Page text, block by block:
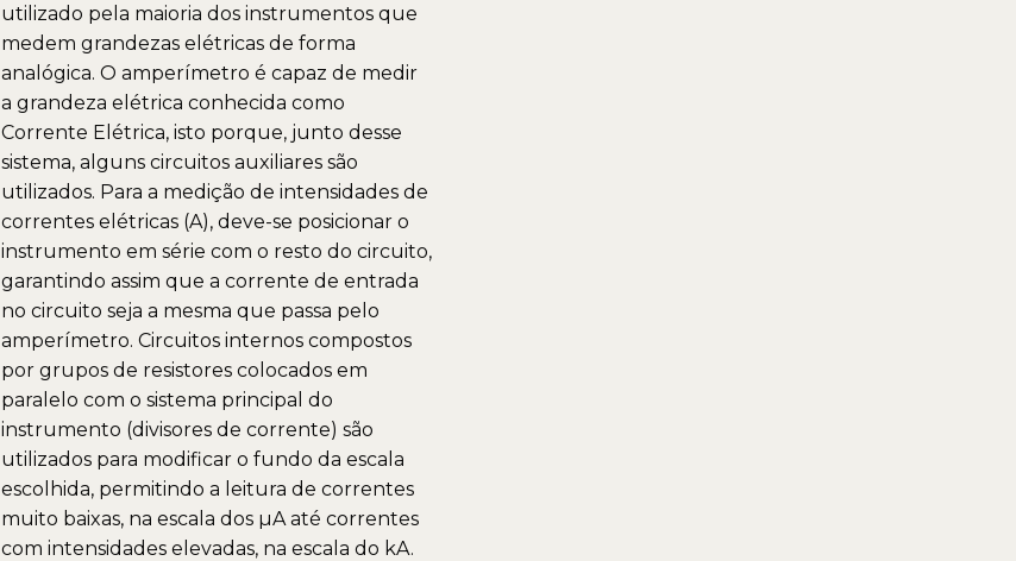
utilizado pela maioria dos instrumentos que
medem grandezas elétricas de forma
analógica. O amperímetro é capaz de medir
a grandeza elétrica conhecida como
Corrente Elétrica, isto porque, junto desse
sistema, alguns circuitos auxiliares são
utilizados. Para a medição de intensidades de
correntes elétricas (A), deve-se posicionar o
instrumento em série com o resto do circuito,
garantindo assim que a corrente de entrada
no circuito seja a mesma que passa pelo
amperímetro. Circuitos internos compostos
por grupos de resistores colocados em
paralelo com o sistema principal do
instrumento (divisores de corrente) são
utilizados para modificar o fundo da escala
escolhida, permitindo a leitura de correntes
muito baixas, na escala dos µA até correntes
com intensidades elevadas, na escala do kA.